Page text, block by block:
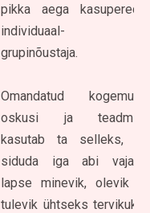
pikka aega kasuperede
individuaal- ja
grupinõustaja.
Omandatud kogemusi,
oskusi ja teadmisi
kasutab ta selleks, et
siduda iga abi vajava
lapse minevik, olevik ja
tulevik ühtseks tervikuks.